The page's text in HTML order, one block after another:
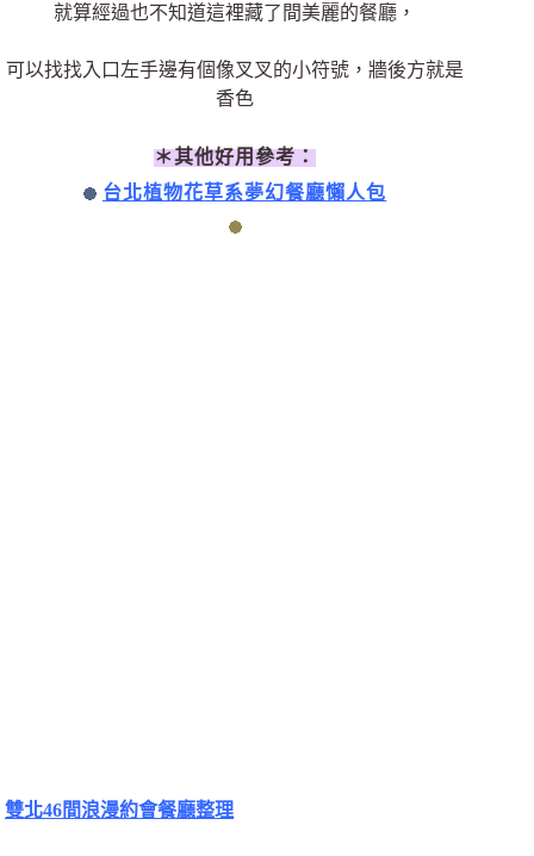
就算經過也不知道這裡藏了間美麗的餐廳，
可以找找入口左手邊有個像叉叉的小符號，牆後方就是
香色
＊其他好用參考：
台北植物花草系夢幻餐廳懶人包
雙北46間浪漫約會餐廳整理